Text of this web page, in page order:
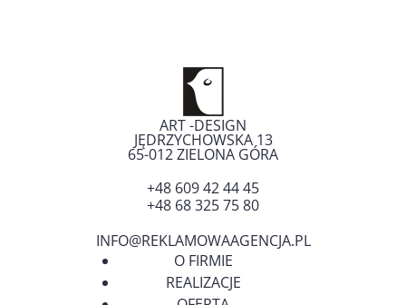
ART -DESIGN
JĘDRZYCHOWSKA 13
65-012ZIELONA GÓRA
+48 609 42 44 45
+48 68 325 75 80
INFO@REKLAMOWAAGENCJA.PL
O FIRMIE
REALIZACJE